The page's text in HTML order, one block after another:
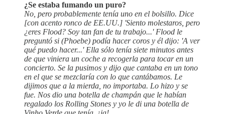
¿Se estaba fumando un puro?
No, pero probablemente tenía uno en el bolsillo. Dice
[con acento ronco de EE.UU.] 'Siento molestaros, pero
¿eres Flood? Soy tan fan de tu trabajo...' Flood le
preguntó si (Phoebe) podía hacer coros y él dijo: 'A ver
qué puedo hacer...' Ella sólo tenía siete minutos antes
de que viniera un coche a recogerla para tocar en un
concierto. Se la pusimos y dijo que cantaba en un tono
en el que se mezclaría con lo que cantábamos. Le
dijimos que a la mierda, no importaba. Lo hizo y se
fue. Nos dio una botella de champán que le habían
regalado los Rolling Stones y yo le di una botella de